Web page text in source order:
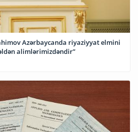
Azərbaycanda riyaziyyat elmini
alimlərimizdəndir”